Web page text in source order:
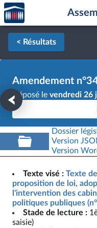
Aller au contenu
Aller en bas de la page
Accèder
à la
page
d'accueil
< Résultats
Amendement
Déposé le vendredi 26
Dossier
Version
Version
Texte visé : Texte
proposition de loi,
l'intervention des
politiques publiques
Stade de lecture :
saisie)